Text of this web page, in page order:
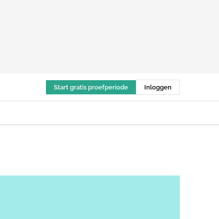
Start gratis proefperiode Inloggen